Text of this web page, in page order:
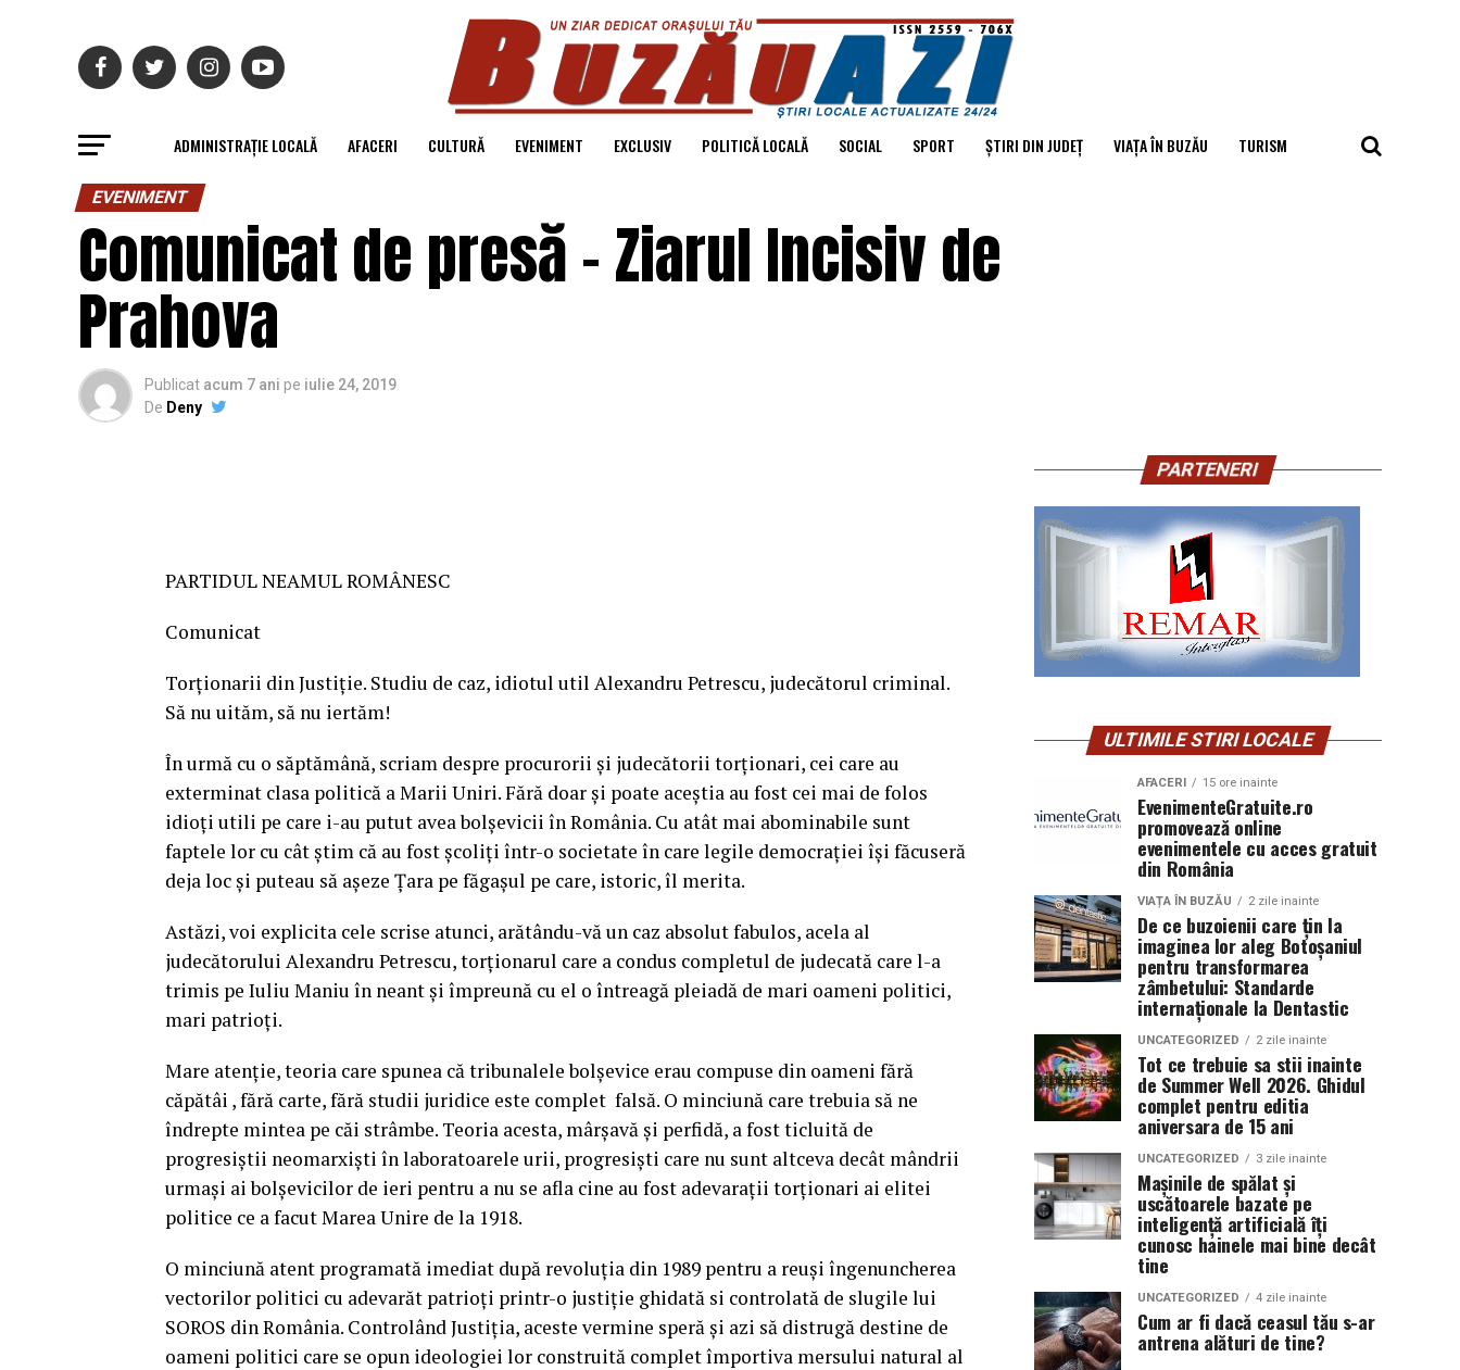
ADMINISTRAȚIE LOCALĂ AFACERI CULTURĂ EVENIMENT EXCLUSIV POLITICĂ LOCALĂ SOCIAL SPORT ȘTIRI DIN JUDEȚ VIAȚA ÎN BUZĂU TURISM
EVENIMENT
Comunicat de presă – Ziarul Incisiv de
Prahova
Publicat acum 7 ani pe iulie 24, 2019
De Deny
PARTIDUL NEAMUL ROMÂNESC
Comunicat
Torționarii din Justiție. Studiu de caz, idiotul util Alexandru Petrescu, judecătorul criminal.
Să nu uităm, să nu iertăm!
În urmă cu o săptămână, scriam despre procurorii și judecătorii torționari, cei care au
exterminat clasa politică a Marii Uniri. Fără doar și poate aceștia au fost cei mai de folos
idioți utili pe care i-au putut avea bolșevicii în România. Cu atât mai abominabile sunt
faptele lor cu cât știm că au fost școliți într-o societate în care legile democrației își făcuseră
deja loc și puteau să așeze Țara pe făgașul pe care, istoric, îl merita.
Astăzi, voi explicita cele scrise atunci, arătându-vă un caz absolut fabulos, acela al
judecătorului Alexandru Petrescu, torționarul care a condus completul de judecată care l-a
trimis pe Iuliu Maniu în neant și împreună cu el o întreagă pleiadă de mari oameni politici,
mari patrioți.
Mare atenție, teoria care spunea că tribunalele bolșevice erau compuse din oameni fără
căpătâi , fără carte, fără studii juridice este complet falsă. O minciună care trebuia să ne
îndrepte mintea pe căi strâmbe. Teoria acesta, mârșavă și perfidă, a fost ticluită de
progresiștii neomarxiști în laboratoarele urii, progresiști care nu sunt altceva decât mândrii
urmași ai bolșevicilor de ieri pentru a nu se afla cine au fost adevarații torționari ai elitei
politice ce a facut Marea Unire de la 1918.
O minciună atent programată imediat după revoluția din 1989 pentru a reuși îngenuncherea
vectorilor politici cu adevarăt patrioți printr-o justiție ghidată si controlată de slugile lui
SOROS din România. Controlând Justiția, aceste vermine speră și azi să distrugă destine de
oameni politici care se opun ideologiei lor construită complet împortiva mersului natural al
PARTENERI
ULTIMILE STIRI LOCALE
AFACERI 15 ore inainte
EvenimenteGratuite.ro
promovează online
evenimentele cu acces gratuit
din România
VIAȚA ÎN BUZĂU 2 zile inainte
De ce buzoienii care țin la
imaginea lor aleg Botoșaniul
pentru transformarea
zâmbetului: Standarde
internaționale la Dentastic
UNCATEGORIZED 2 zile inainte
Tot ce trebuie sa stii inainte
de Summer Well 2026. Ghidul
complet pentru editia
aniversara de 15 ani
UNCATEGORIZED 3 zile inainte
Mașinile de spălat și
uscătoarele bazate pe
inteligență artificială îți
cunosc hainele mai bine decât
tine
UNCATEGORIZED 4 zile inainte
Cum ar fi dacă ceasul tău s-ar
antrena alături de tine?